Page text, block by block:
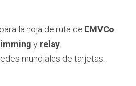
la hoja de ruta de EMVCo
y relay
mundiales de tarjetas.